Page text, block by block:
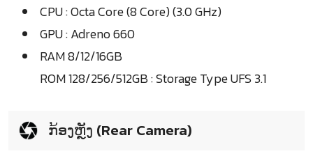
CPU : Octa Core (8 Core) (3.0 GHz)
GPU : Adreno 660
RAM 8/12/16GB
ROM 128/256/512GB : Storage Type UFS 3.1
ກ້ອງຫຼັງ (Rear Camera)